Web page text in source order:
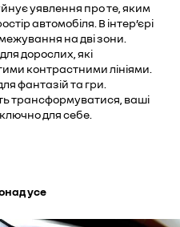
уявлення про те, яким
автомобіля. В інтер’єрі
на дві зони.
дорослих, які
контрастними лініями.
фантазій та гри.
трансформуватися, ваші
для себе.
усе